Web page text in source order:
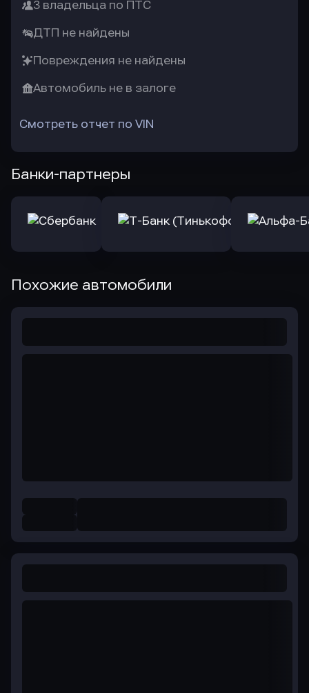
3 владельца по ПТС
ДТП не найдены
Повреждения не найдены
Автомобиль не в залоге
Смотреть отчет по VIN
Банки-партнеры
Похожие автомобили